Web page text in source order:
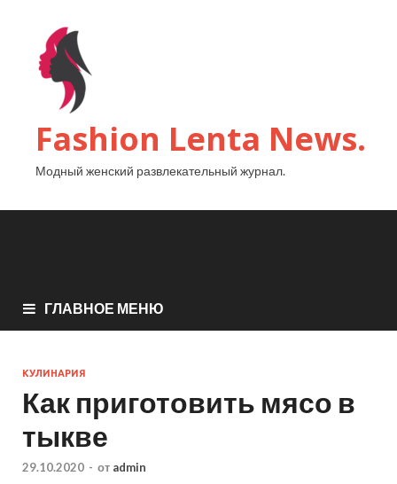
Fashion Lenta News.
Модный женский развлекательный журнал.
ГЛАВНОЕ МЕНЮ
КУЛИНАРИЯ
Как приготовить мясо в
тыкве
29.10.2020 - от admin